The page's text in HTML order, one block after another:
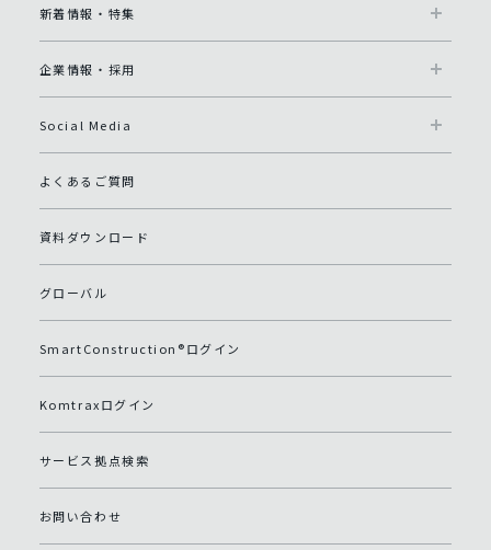
新着情報・特集
企業情報・採用
Social Media
よくあるご質問
資料ダウンロード
グローバル
SmartConstruction®ログイン
Komtraxログイン
サービス拠点検索
お問い合わせ